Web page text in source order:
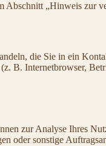
„Hinweis zur
die Sie in ein
B. Internetbrowser,
zur Analyse Ihres
oder sonstige